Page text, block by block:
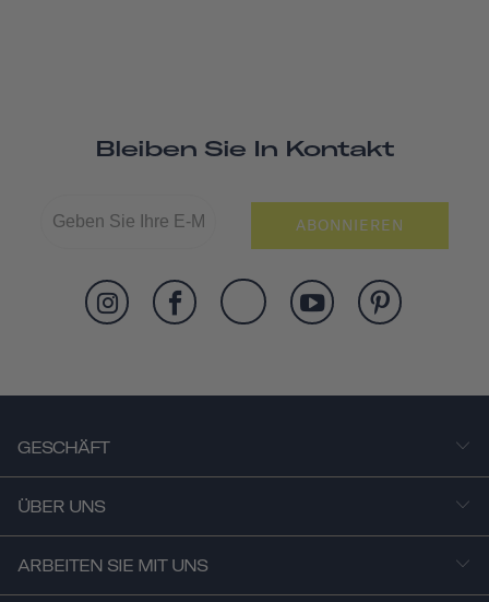
Bleiben Sie In Kontakt
ABONNIEREN
GESCHÄFT
ÜBER UNS
ARBEITEN SIE MIT UNS